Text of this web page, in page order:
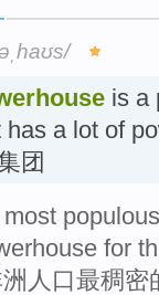
is a
a lot of
团
for
人口最稠